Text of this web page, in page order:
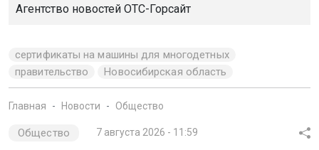
Агентство новостей ОТС-Горсайт
сертификаты на машины для многодетных
правительство
Новосибирская область
Главная Новости Общество
Общество 7 августа 2026 - 11:59